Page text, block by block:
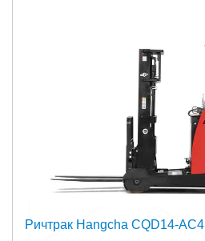
Ричтрак Hangcha CQD14-AC4